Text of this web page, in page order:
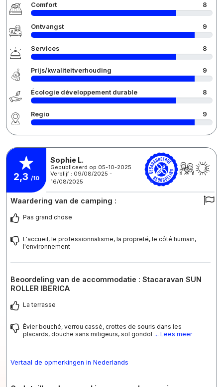
Comfort 8
Ontvangst 9
Services 8
Prijs/kwaliteitverhouding 9
Écologie développement durable 8
Regio 9
2,3 /10
Sophie L.
Gepubliceerd op 05-10-2025
Verblijf : 09/08/2025 -
16/08/2025
Waardering van de camping :
Pas grand chose
L'accueil, le professionnalisme, la propreté, le côté humain,
l'environnement
Beoordeling van de accommodatie : Stacaravan SUN
ROLLER IBERICA
La terrasse
Évier bouché, verrou cassé, crottes de souris dans les
placards, douche sans mitigeurs, sol gondol ... Lees meer
Vertaal de opmerkingen in Nederlands